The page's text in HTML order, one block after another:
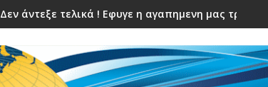
Δεν άντεξε τελικά ! Εφυγε η αγαπημενη μας